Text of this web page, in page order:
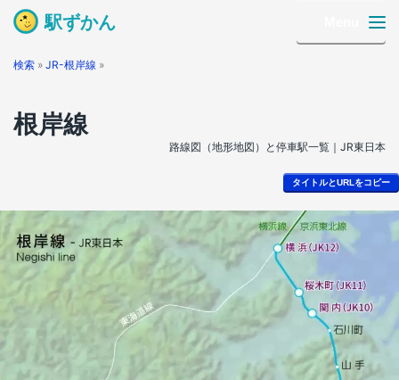
駅ずかん
検索 » JR-根岸線 »
根岸線
路線図（地形地図）と停車駅一覧｜JR東日本
タイトルとURLをコピー